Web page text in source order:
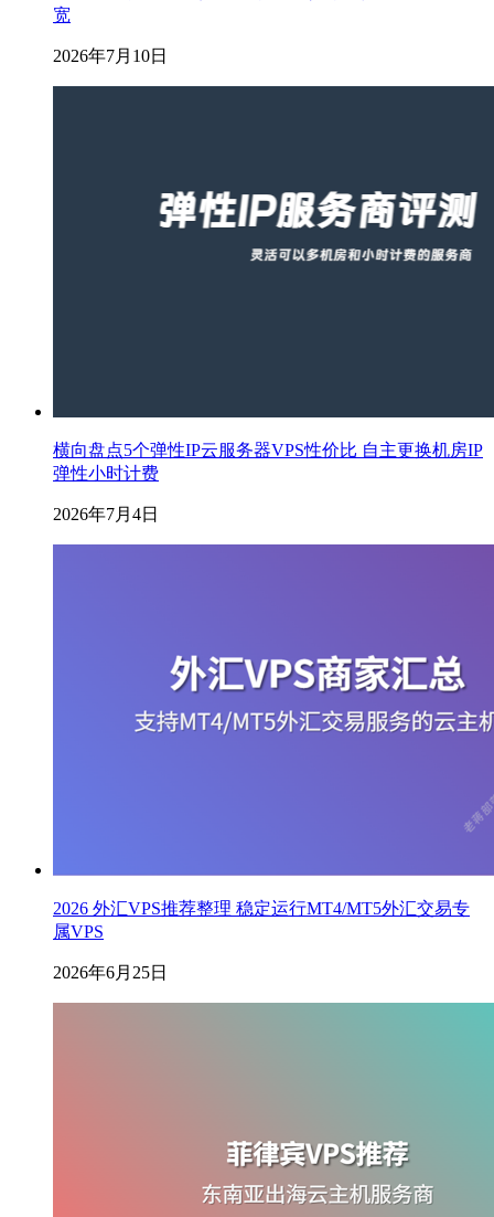
宽
2026年7月10日
横向盘点5个弹性IP云服务器VPS性价比 自主更换机房IP
弹性小时计费
2026年7月4日
2026 外汇VPS推荐整理 稳定运行MT4/MT5外汇交易专
属VPS
2026年6月25日